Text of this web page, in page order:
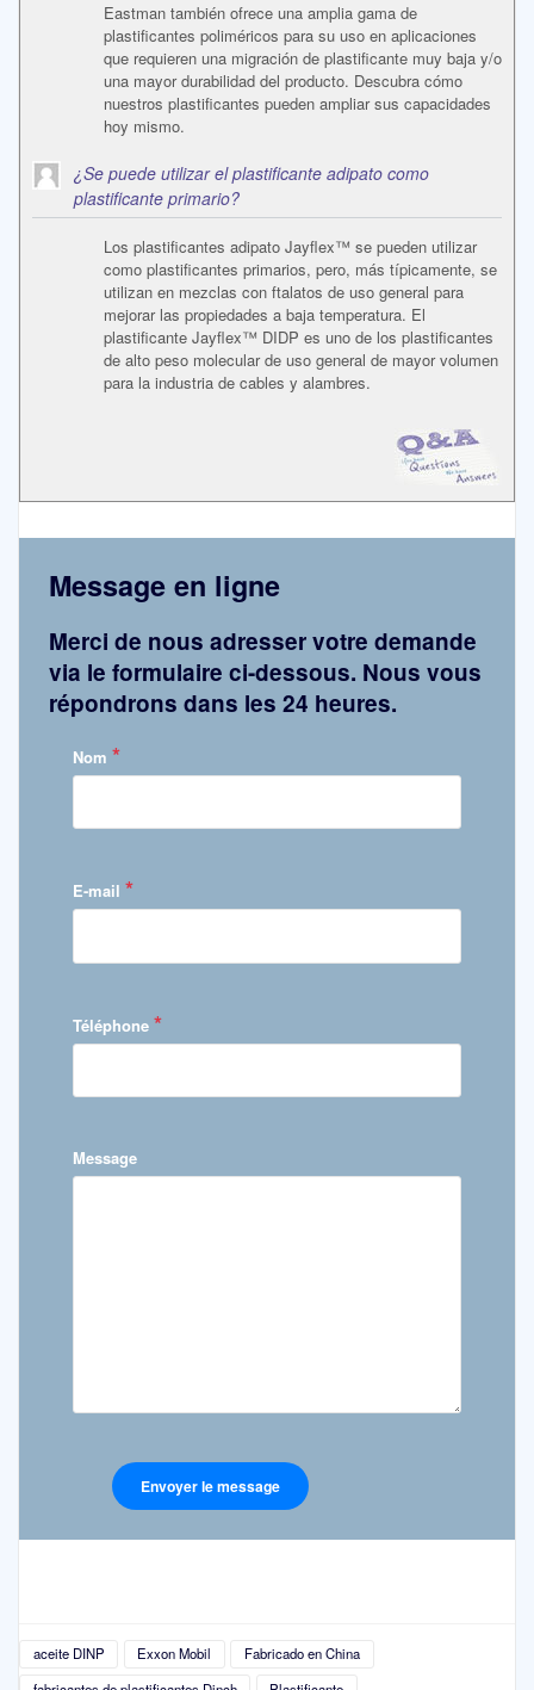
Eastman también ofrece una amplia gama de
plastificantes poliméricos para su uso en aplicaciones
que requieren una migración de plastificante muy baja y/o
una mayor durabilidad del producto. Descubra cómo
nuestros plastificantes pueden ampliar sus capacidades
hoy mismo.
¿Se puede utilizar el plastificante adipato como
plastificante primario?
Los plastificantes adipato Jayflex™ se pueden utilizar
como plastificantes primarios, pero, más típicamente, se
utilizan en mezclas con ftalatos de uso general para
mejorar las propiedades a baja temperatura. El
plastificante Jayflex™ DIDP es uno de los plastificantes
de alto peso molecular de uso general de mayor volumen
para la industria de cables y alambres.
Message en ligne
Merci de nous adresser votre demande
via le formulaire ci-dessous. Nous vous
répondrons dans les 24 heures.
Nom *
E-mail *
Téléphone *
Message
aceite DINP Exxon Mobil
Fabricado en China